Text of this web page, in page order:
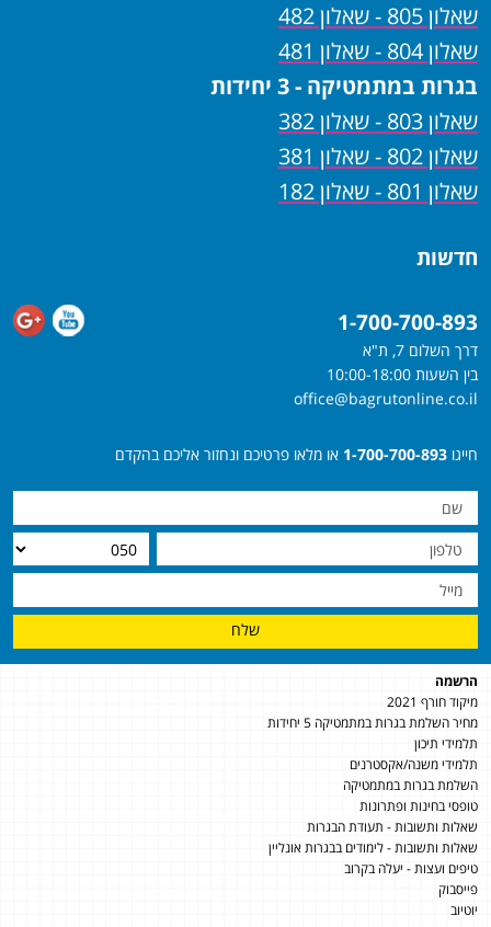
שאלון 805 - שאלון 482
שאלון 804 - שאלון 481
בגרות במתמטיקה - 3 יחידות
שאלון 803 - שאלון 382
שאלון 802 - שאלון 381
שאלון 801 - שאלון 182
חדשות
1-700-700-893
דרך השלום 7, ת"א
בין השעות 10:00-18:00
office@bagrutonline.co.il
חייגו 1-700-700-893 או מלאו פרטיכם ונחזור אליכם בהקדם
שלח
הרשמה
מיקוד חורף 2021
מחיר השלמת בגרות במתמטיקה 5 יחידות
תלמידי תיכון
תלמידי משנה/אקסטרנים
השלמת בגרות במתמטיקה
טופסי בחינות ופתרונות
שאלות ותשובות - תעודת הבגרות
שאלות ותשובות - לימודים בבגרות אונליין
טיפים ועצות - יעלה בקרוב
פייסבוק
יוטיוב